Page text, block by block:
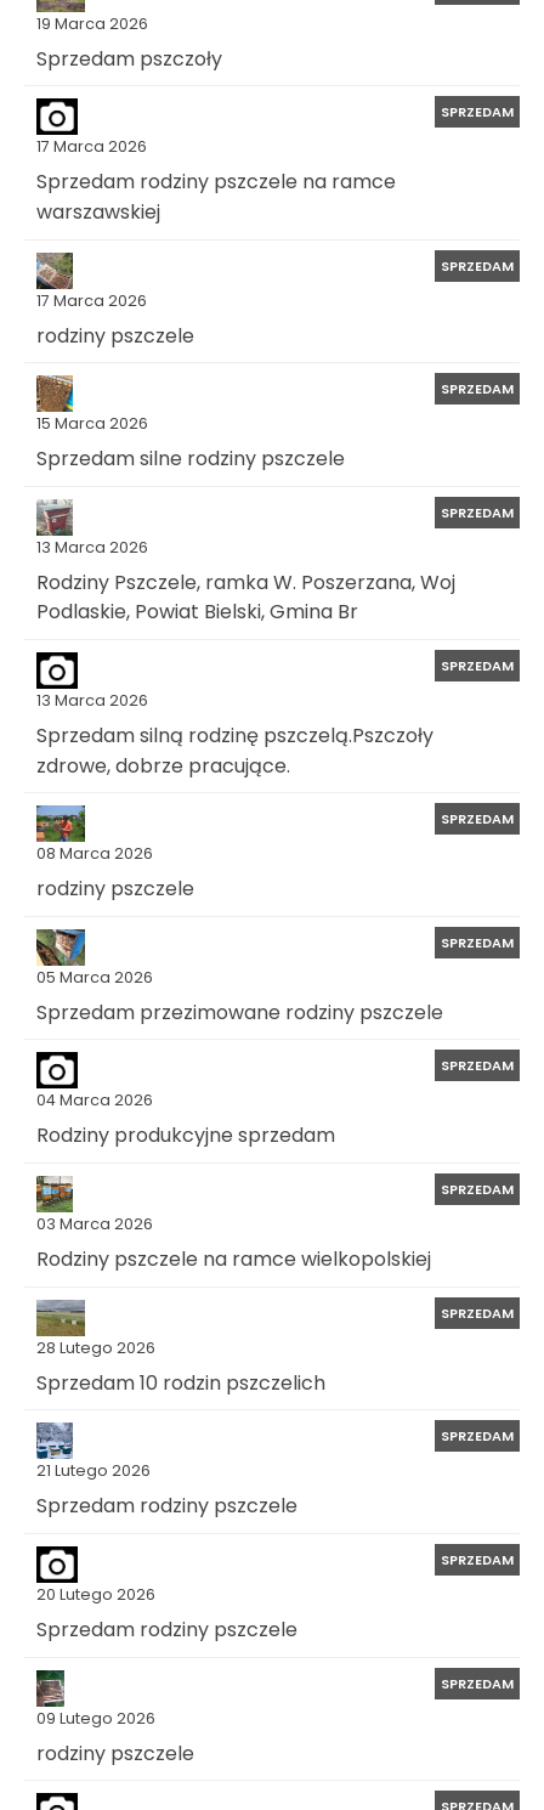
19 Marca 2026
Sprzedam pszczoły
17 Marca 2026
SPRZEDAM
Sprzedam rodziny pszczele na ramce
warszawskiej
17 Marca 2026
SPRZEDAM
rodziny pszczele
15 Marca 2026
SPRZEDAM
Sprzedam silne rodziny pszczele
13 Marca 2026
SPRZEDAM
Rodziny Pszczele, ramka W. Poszerzana, Woj
Podlaskie, Powiat Bielski, Gmina Br
13 Marca 2026
SPRZEDAM
Sprzedam silną rodzinę pszczelą.Pszczoły
zdrowe, dobrze pracujące.
08 Marca 2026
SPRZEDAM
rodziny pszczele
05 Marca 2026
SPRZEDAM
Sprzedam przezimowane rodziny pszczele
04 Marca 2026
SPRZEDAM
Rodziny produkcyjne sprzedam
03 Marca 2026
SPRZEDAM
Rodziny pszczele na ramce wielkopolskiej
28 Lutego 2026
SPRZEDAM
Sprzedam 10 rodzin pszczelich
21 Lutego 2026
SPRZEDAM
Sprzedam rodziny pszczele
20 Lutego 2026
SPRZEDAM
Sprzedam rodziny pszczele
09 Lutego 2026
SPRZEDAM
rodziny pszczele